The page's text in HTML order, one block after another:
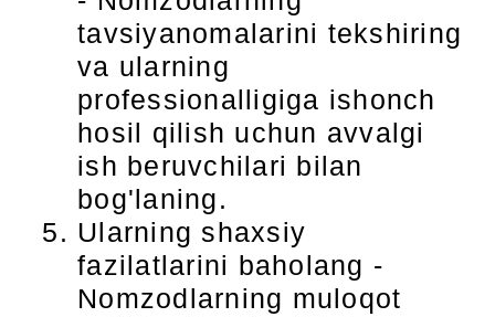
tavsiyanomalarini tekshiring
va ularning
professionalligiga ishonch
hosil qilish uchun avvalgi
ish beruvchilari bilan
bog'laning.
Ularning shaxsiy
fazilatlarini baholang -
Nomzodlarning muloqot